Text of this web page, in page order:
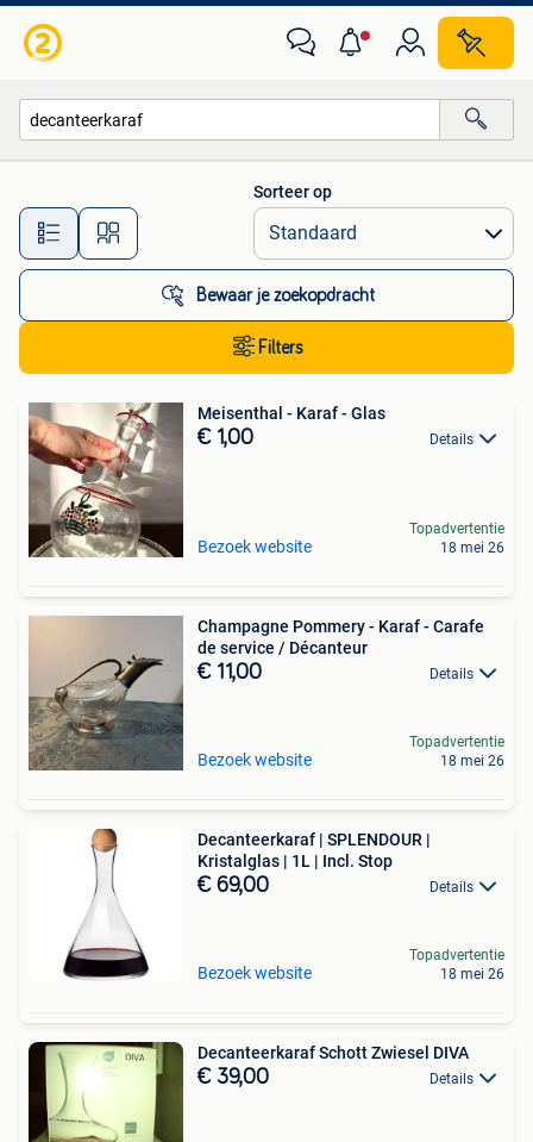
Alle afstanden…
Sorteer op
Bewaar je zoekopdracht
Filters
Meisenthal - Karaf - Glas
€ 1,00 Details
Bezoek website
Topadvertentie
18 mei 26
Champagne Pommery - Karaf - Carafe
de service / Décanteur
€ 11,00 Details
Bezoek website
Topadvertentie
18 mei 26
Decanteerkaraf | SPLENDOUR |
Kristalglas | 1L | Incl. Stop
€ 69,00 Details
Bezoek website
Topadvertentie
18 mei 26
Decanteerkaraf Schott Zwiesel DIVA
€ 39,00 Details